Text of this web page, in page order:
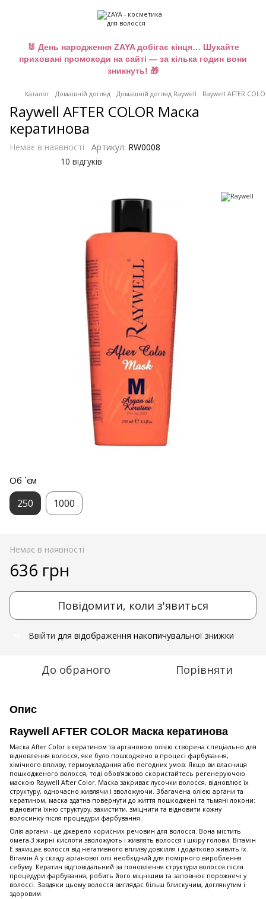
🐰 День народження ZAYA добігає кінця… Шукайте
приховані промокоди на сайті — за кілька годин вони
зникнуть! 🎁
Каталог Домашній догляд Домашній догляд Raywell Raywell AFTER
Raywell AFTER COLOR Маска
кератинова
Немає в наявності Артикул: RW0008
10 відгуків
Об `єм
250 1000
Немає в наявності
636 грн
Повідомити, коли з'явиться
Ввійти для відображення накопичувальної знижки
До обраного Порівняти
Опис
Raywell AFTER COLOR Маска кератинова
Маска After Color з кератином та аргановою олією створена спеціально для
відновлення волосся, яке було пошкоджено в процесі фарбування,
хімічного впливу, термоукладання або погодних умов. Якщо ви власниця
пошкодженого волосся, тоді обов'язково скористайтесь регенеруючою
маскою Raywell After Color. Маска закриває лусочки волосся, відновлює їх
структуру, одночасно живлячи і зволожуючи. Збагачена олією аргани та
кератином, маска здатна повернути до життя пошкоджені та тьмяні локони:
відновити їхню структуру, захистити, зміцнити та відновити кожну
волосинку після процедури фарбування.
Олія аргани - це джерело корисних речовин для волосся. Вона містить
омега-3 жирні кислоти зволожують і живлять волосся і шкіру голови. Вітамін
Е захищає волосся від негативного впливу довкілля і додатково живить їх.
Вітамін А у складі арганової олії необхідний для помірного вироблення
себуму. Кератин відповідальний за поновлення структури волосся після
процедури фарбування, робить його міцнішим та заповнює порожнечі у
волоссі. Завдяки цьому волосся виглядає більш блискучим, доглянутим і
здоровим.